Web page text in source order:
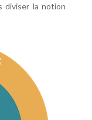
diviser la notion